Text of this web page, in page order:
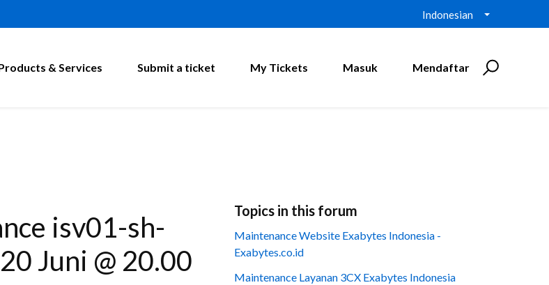
Indonesian
& Services Submit a ticket My Tickets Masuk Mendaftar
isv01-sh-
Juni @ 20.00
Topics in this forum
Maintenance Website Exabytes Indonesia -
Exabytes.co.id
Maintenance Layanan 3CX Exabytes Indonesia